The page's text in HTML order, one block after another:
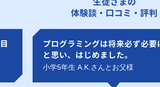
体験談・口コミ・評判
プログラミングは将来必ず必要
と思い、はじめました。
小学5年生 A.K.さんとお父様